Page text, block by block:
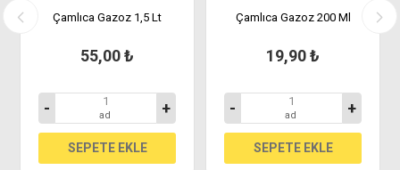
Çamlıca Gazoz 1,5 Lt
55,00 ₺
- ad +
Çamlıca Gazoz 200 Ml
19,90 ₺
- ad +